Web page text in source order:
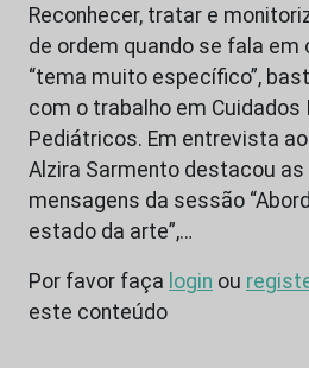
Reconhecer, tratar e
de ordem quando se fala em
“tema muito específico”,
com o trabalho em Cuidados
Pediátricos. Em entrevista ao
Alzira Sarmento destacou as
mensagens da sessão
estado da arte”,…
Por favor faça login ou
este conteúdo